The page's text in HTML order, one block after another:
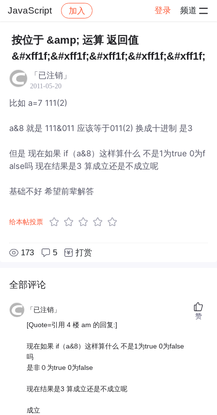
JavaScript 加入 登录 频道
社区 JavaScript 帖子详情
按位于 &amp; 运算 返回值
&#xff1f;&#xff1f;&#xff1f;&#xff1f;&#xff1f;
「已注销」
2011-05-20
比如 a=7 111(2)
a&8 就是 111&011 应该等于011(2) 换成十进制 是3
但是 现在如果 if（a&8）这样算什么 不是1为true 0为f
alse吗 现在结果是3 算成立还是不成立呢
基础不好 希望前辈解答
给本帖投票
173 5 打赏
全部评论
「已注销」
[Quote=引用 4 楼 am 的回复:]
现在如果 if（a&8）这样算什么 不是1为true 0为false
吗
是非０为true 0为false
现在结果是3 算成立还是不成立呢
成立
赞